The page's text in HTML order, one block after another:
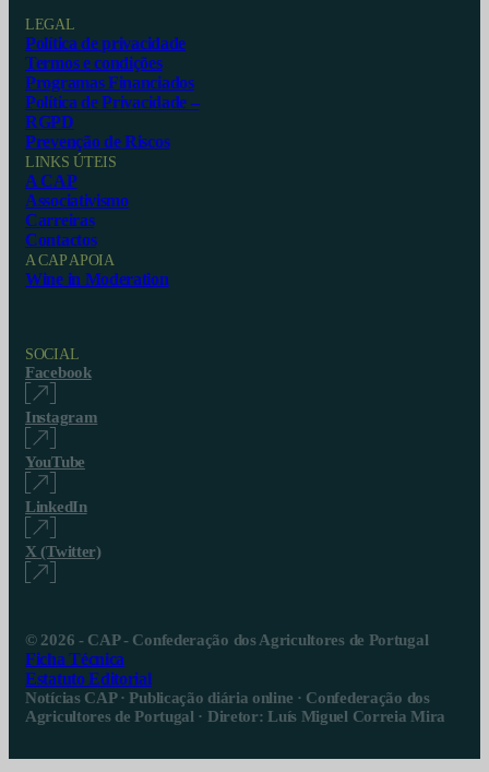
LEGAL
Política de privacidade
Termos e condições
Programas Financiados
Política de Privacidade –
RGPD
Prevenção de Riscos
LINKS ÚTEIS
A CAP
Associativismo
Carreiras
Contactos
A CAP APOIA
Wine in Moderation
SOCIAL
Facebook
Instagram
YouTube
LinkedIn
X (Twitter)
© 2026 - CAP - Confederação dos Agricultores de Portugal
Ficha Técnica
Estatuto Editorial
Notícias CAP · Publicação diária online · Confederação dos
Agricultores de Portugal · Diretor: Luís Miguel Correia Mira